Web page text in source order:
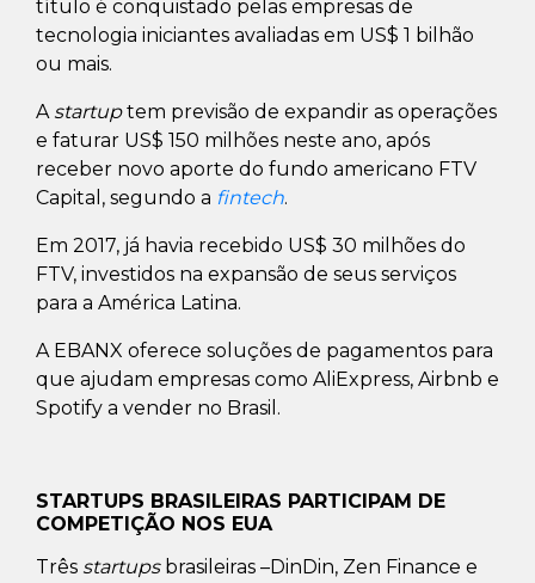
título é conquistado pelas empresas de
tecnologia iniciantes avaliadas em US$ 1 bilhão
ou mais.
A startuptem previsão de expandir as operações
e faturar US$ 150 milhões neste ano, após
receber novo aporte do fundo americano FTV
Capital, segundo a fintech.
Em 2017, já havia recebido US$ 30 milhões do
FTV, investidos na expansão de seus serviços
para a América Latina.
A EBANX oferece soluções de pagamentos para
que ajudam empresas como AliExpress, Airbnb e
Spotify a vender no Brasil.
STARTUPS BRASILEIRAS PARTICIPAM DE
COMPETIÇÃO NOS EUA
Três startupsbrasileiras –DinDin, Zen Finance e